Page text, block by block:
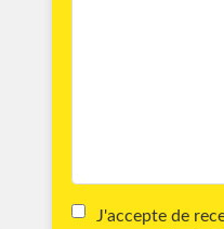
J'accepte de